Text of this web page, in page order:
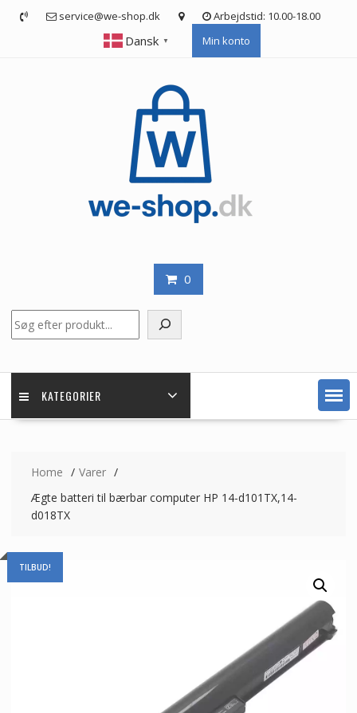
service@we-shop.dk Arbejdstid: 10.00-18.00
Dansk ▼ Min konto
0
KATEGORIER
Home
Varer
Ægte batteri til bærbar computer HP 14-d101TX,14-
d018TX
TILBUD!